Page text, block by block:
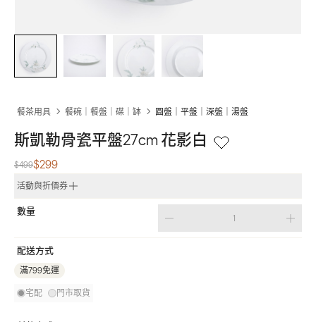
餐茶用具 餐碗｜餐盤｜碟｜缽 圓盤｜平盤｜深盤｜湯盤
斯凱勒骨瓷平盤27cm 花影白
$499$299
活動與折價券
數量
配送方式
滿799免運
宅配 門市取貨